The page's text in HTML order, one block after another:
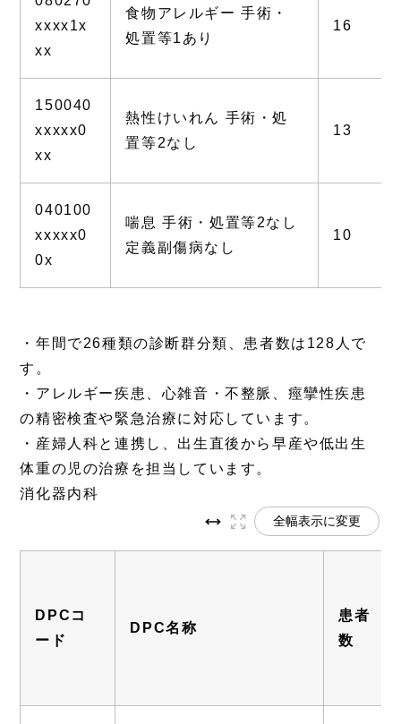
xxxx1x
xx
食物アレルギー 手術・
処置等1あり
16
150040
xxxxx0
xx
熱性けいれん 手術・処
置等2なし
13
040100
xxxxx0
0x
喘息 手術・処置等2なし
定義副傷病なし
10
・年間で26種類の診断群分類、患者数は128人で
す。
・アレルギー疾患、心雑音・不整脈、痙攣性疾患
の精密検査や緊急治療に対応しています。
・産婦人科と連携し、出生直後から早産や低出生
体重の児の治療を担当しています。
消化器内科
全幅表示に変更
DPCコ
ード
DPC名称
患者
数